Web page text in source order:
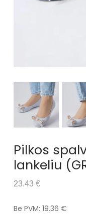
Pilkos
lankeliu
23.43 €
Be PVM: 19.36 €